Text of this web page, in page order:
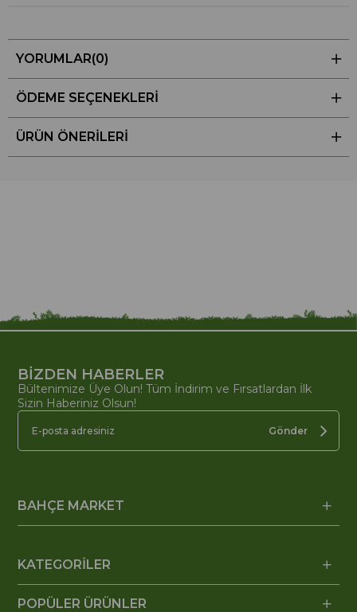
YORUMLAR(0)
ÖDEME SEÇENEKLERI
ÜRÜN ÖNERILERI
BİZDEN HABERLER
Bültenimize Üye Olun! Tüm İndirim ve Fırsatlardan İlk
Sizin Haberiniz Olsun!
Gönder
BAHÇE MARKET
KATEGORİLER
POPÜLER ÜRÜNLER